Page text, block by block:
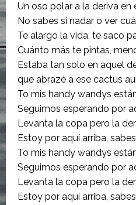
Un oso polar a la deriva en
No sabes si nadar o ver
Te alargo la vida, te saco
Cuánto más te pintas,
Estaba tan solo en aquel
que abrazé a ese cactus
To mis handy wandys
Seguimos esperando por
Levanta la copa pero la
Estoy por aquí arriba,
To mis handy wandys
Seguimos esperando por
Levanta la copa pero la
Estoy por aquí arriba,